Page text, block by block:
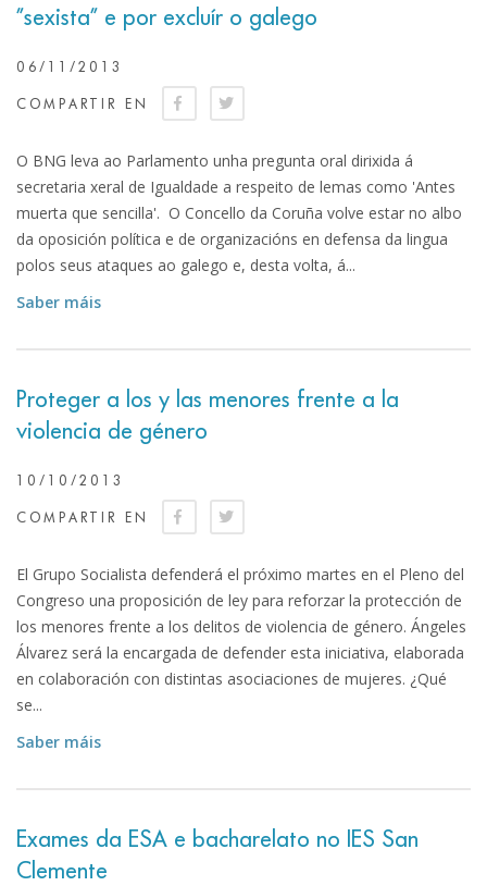
”sexista” e por excluír o galego
06/11/2013
COMPARTIR EN
O BNG leva ao Parlamento unha pregunta oral dirixida á
secretaria xeral de Igualdade a respeito de lemas como 'Antes
muerta que sencilla'. O Concello da Coruña volve estar no albo
da oposición política e de organizacións en defensa da lingua
polos seus ataques ao galego e, desta volta, á...
Saber máis
Proteger a los y las menores frente a la
violencia de género
10/10/2013
COMPARTIR EN
El Grupo Socialista defenderá el próximo martes en el Pleno del
Congreso una proposición de ley para reforzar la protección de
los menores frente a los delitos de violencia de género. Ángeles
Álvarez será la encargada de defender esta iniciativa, elaborada
en colaboración con distintas asociaciones de mujeres. ¿Qué
se...
Saber máis
Exames da ESA e bacharelato no IES San
Clemente